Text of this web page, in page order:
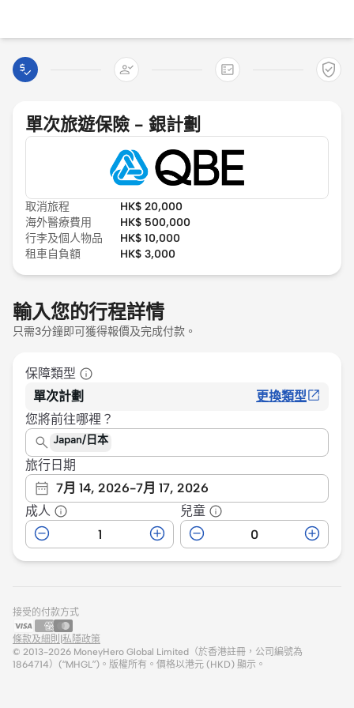

單次旅遊保險 - 銀計劃
取消旅程 HK$ 20,000
海外醫療費用
HK$ 500,000
行李及個人物品
HK$ 10,000
租車自負額
HK$ 3,000
輸入您的行程詳情
只需3分鐘即可獲得報價及完成付款。
保障類型
單次計劃
更換類型
您將前往哪裡？
Japan/日本
旅行日期
7月 14, 2026-7月 17, 2026
成人
兒童
接受的付款方式
條款及細則 私隱政策
© 2013-2026 MoneyHero Global Limited（於香港註冊，公司編號為
1864714）(“MHGL”)。版權所有。價格以港元 (HKD) 顯示。